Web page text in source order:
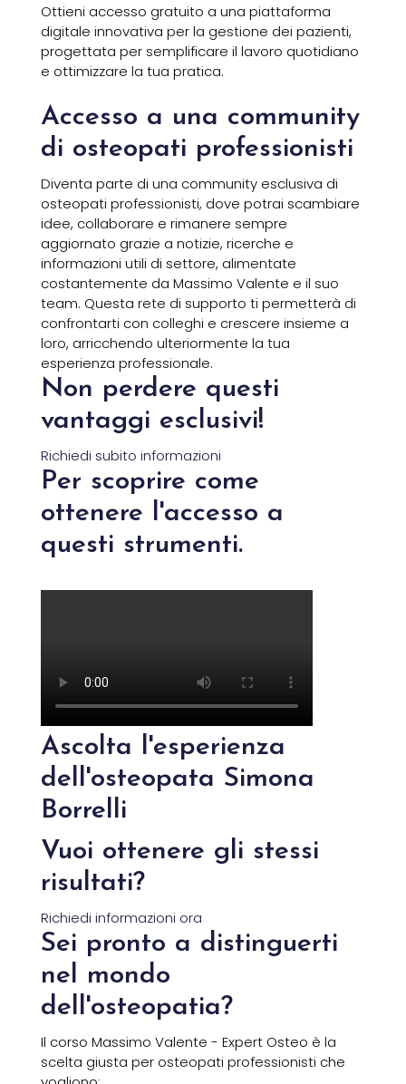
Ottieni accesso gratuito a una piattaforma
digitale innovativa per la gestione dei pazienti,
progettata per semplificare il lavoro quotidiano
e ottimizzare la tua pratica.
Accesso a una community
di osteopati professionisti
Diventa parte di una community esclusiva di
osteopati professionisti, dove potrai scambiare
idee, collaborare e rimanere sempre
aggiornato grazie a notizie, ricerche e
informazioni utili di settore, alimentate
costantemente da Massimo Valente e il suo
team. Questa rete di supporto ti permetterà di
confrontarti con colleghi e crescere insieme a
loro, arricchendo ulteriormente la tua
esperienza professionale.
Non perdere questi
vantaggi esclusivi!
Richiedi subito informazioni
Per scoprire come
ottenere l'accesso a
questi strumenti.
Ascolta l'esperienza
dell'osteopata Simona
Borrelli
Vuoi ottenere gli stessi
risultati?
Richiedi informazioni ora
Sei pronto a distinguerti
nel mondo
dell'osteopatia?
Il corso Massimo Valente - Expert Osteo è la
scelta giusta per osteopati professionisti che